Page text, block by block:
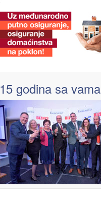
15 godina sa vama